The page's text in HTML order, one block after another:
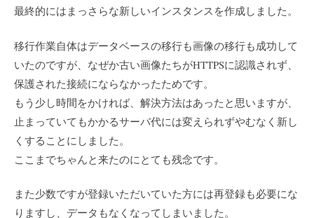
最終的にはまっさらな新しいインスタンスを作成しました。
移行作業自体はデータベースの移行も画像の移行も成功して
いたのですが、なぜか古い画像たちがHTTPSに認識されず、
保護された接続にならなかったためです。
もう少し時間をかければ、解決方法はあったと思いますが、
止まっていてもかかるサーバ代には変えられずやむなく新し
くすることにしました。
ここまでちゃんと来たのにとても残念です。
また少数ですが登録いただいていた方には再登録も必要にな
りますし、データもなくなってしまいました。